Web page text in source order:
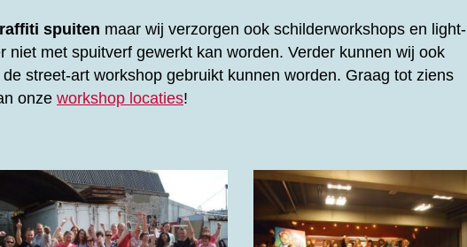
spuiten maar wij verzorgen ook schilderworkshops en light-
niet met spuitverf gewerkt kan worden. Verder kunnen wij ook
street-art workshop gebruikt kunnen worden. Graag tot ziens
onze workshop locaties!